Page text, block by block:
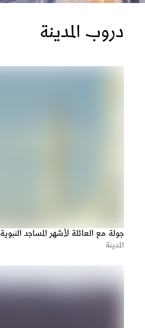
دروب المدينة
جولة مع العائلة لأشهر المساجد النبوية
المدينة